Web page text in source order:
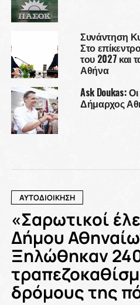
Συνάντηση
Στο
του 2027 και
Αθήνα
Ask Doukas:
Δήμαρχος
ΑΥΤΟΔΙΟΙΚΗΣΗ
«Σαρωτικοί
Δήμου
Ξηλώθηκαν
δρόμους της